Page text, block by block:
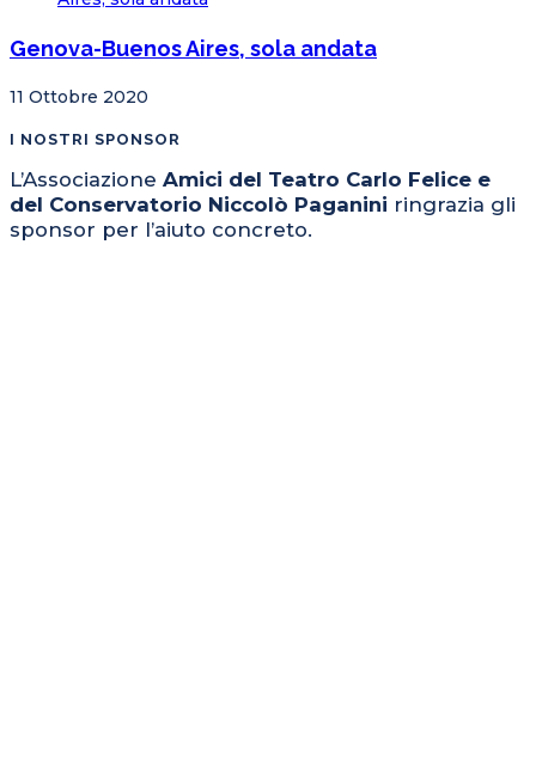
Genova-Buenos Aires, sola andata
11 Ottobre 2020
I NOSTRI SPONSOR
L’Associazione Amici del Teatro Carlo Felice e
del Conservatorio Niccolò Paganini ringrazia gli
sponsor per l’aiuto concreto.